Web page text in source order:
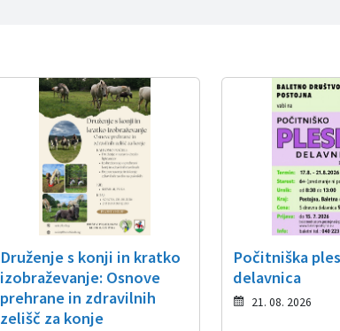
Druženje s konji in kratko
izobraževanje: Osnove
prehrane in zdravilnih
zelišč za konje
Počitniška
delavnica
21. 08. 2026